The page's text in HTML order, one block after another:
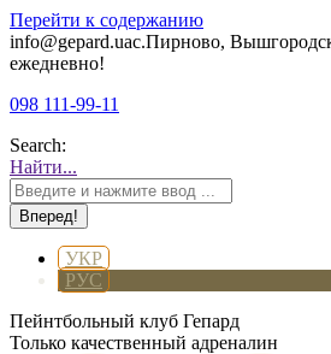
Перейти к содержанию
info@gepard.uaс.Пирново,
ежедневно!
098 111-99-11
Search:
Найти...
УКР
РУС
Пейнтбольный клуб Гепард
Только качественный адреналин